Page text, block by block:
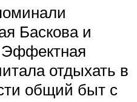
Баскова и
отдыхать в
общий быт с